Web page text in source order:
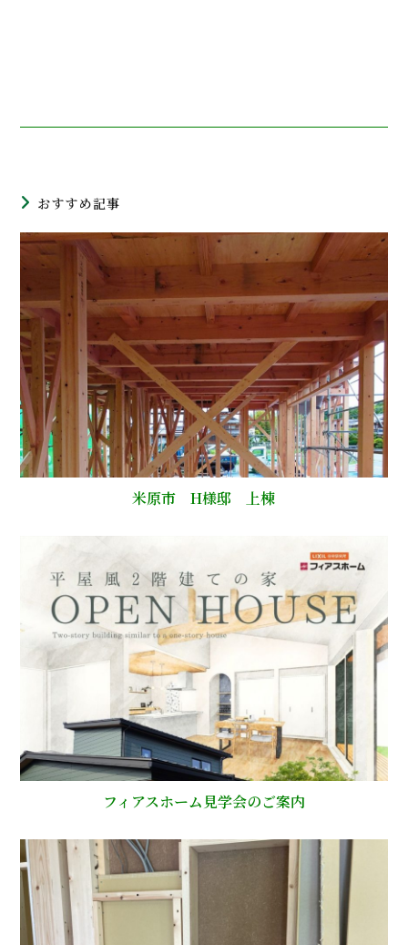
おすすめ記事
米原市 H様邸 上棟
フィアスホーム見学会のご案内